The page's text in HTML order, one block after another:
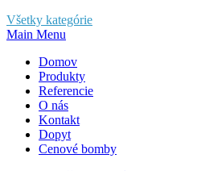
Všetky kategórie
Main Menu
Domov
Produkty
Referencie
O nás
Kontakt
Dopyt
Cenové bomby